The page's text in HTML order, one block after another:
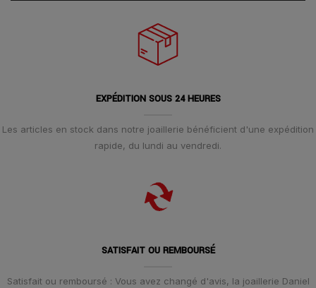
EXPÉDITION SOUS 24 HEURES
Les articles en stock dans notre joaillerie bénéficient d'une expédition
rapide, du lundi au vendredi.
SATISFAIT OU REMBOURSÉ
Satisfait ou remboursé : Vous avez changé d'avis, la joaillerie Daniel